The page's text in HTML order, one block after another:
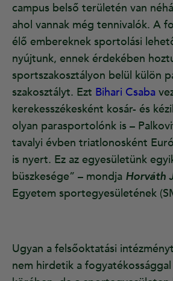
campus belső területén van
ahol vannak még tennivalók. A
élő embereknek sportolási
nyújtunk, ennek érdekében
sportszakosztályon belül külön
szakosztályt. Ezt Bihari Csaba
kerekesszékesként kosár- és
olyan parasportolónk is –
tavalyi évben triatlonosként
is nyert. Ez az egyesületünk
büszkesége” – mondja Horváth
Egyetem sportegyesületének
Ugyan a felsőoktatási
nem hirdetik a